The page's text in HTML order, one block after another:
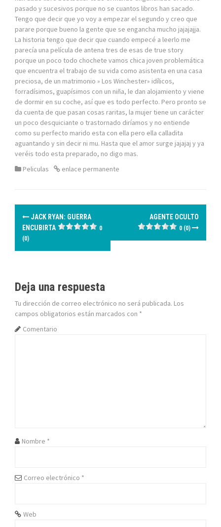
pasado y sucesivos porque no se cuantos libros han sacado.
Tengo que decir que yo voy a empezar el segundo y creo que
parare porque bueno la gente que se engancha mucho jajajajja.
La historia tengo que decir que cuando empecé a leerlo me
parecía una película de antena tres de esas de true story
porque un poco todo chochete vamos chica joven problemática
que encuentra el trabajo de su vida como asistenta en una casa
preciosa, de un matrimonio » Los Winchester» idílicos,
forradísimos, guapísimos con un niña, le dan alojamiento y viene
de dormir en su coche, así que es todo perfecto. Pero pronto se
da cuenta de que pasan cosas raritas, la mujer tiene un carácter
un poco desquiciante o trastornado diríamos y no entiende
como su perfecto marido esta con ella pero ella calladita
aguantando y sin decir ni mu. Hasta que el amor surge jajajaj y ya
veréis todo esta preparado, no digo mas.
Peliculas
enlace permanente
N
v
g
a
c
e
t
a
JACK RYAN: GUERRA
ENCUBIRTA
0
(0)
AGENTE OCULTO
0 (0)
Deja una respuesta
Tu dirección de correo electrónico no será publicada. Los
campos obligatorios están marcados con *
Comentario
Nombre *
Correo electrónico *
Web